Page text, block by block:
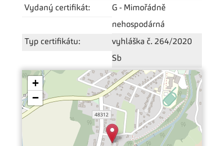
Vydaný certifikát:
G - Mimořádně
nehospodárná
Typ certifikátu:
vyhláška č. 264/2020
Sb
+
−